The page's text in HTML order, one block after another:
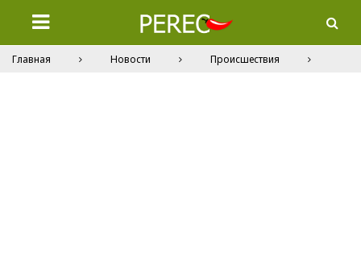
Главная Новости Происшествия